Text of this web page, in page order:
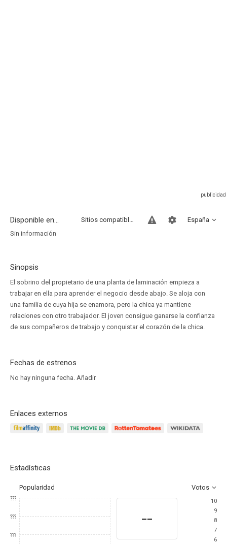
Disponible en... España
Sitios compatibles
Sin información
Sinopsis
El sobrino del propietario de una planta de laminación empieza a
trabajar en ella para aprender el negocio desde abajo. Se aloja con
una familia de cuya hija se enamora, pero la chica ya mantiene
relaciones con otro trabajador. El joven consigue ganarse la confianza
de sus compañeros de trabajo y conquistar el corazón de la chica.
Fechas de estrenos
No hay ninguna fecha. Añadir
Enlaces externos
Estadísticas
Popularidad Votos
???
???
???
--
10
9
8
7
6